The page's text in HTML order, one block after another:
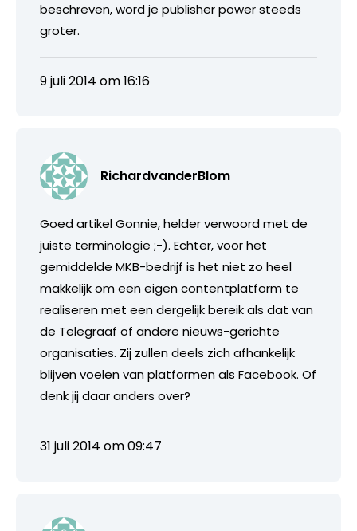
beschreven, word je publisher power steeds
groter.
9 juli 2014 om 16:16
RichardvanderBlom
Goed artikel Gonnie, helder verwoord met de
juiste terminologie ;-). Echter, voor het
gemiddelde MKB-bedrijf is het niet zo heel
makkelijk om een eigen contentplatform te
realiseren met een dergelijk bereik als dat van
de Telegraaf of andere nieuws-gerichte
organisaties. Zij zullen deels zich afhankelijk
blijven voelen van platformen als Facebook. Of
denk jij daar anders over?
31 juli 2014 om 09:47